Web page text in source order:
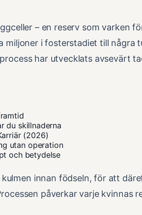
– en reserv som varken
miljoner i fosterstadiet till några
har utvecklats avsevärt
du skillnaderna
(2026)
utan operation
och betydelse
innan födseln, för att
påverkar varje kvinnas